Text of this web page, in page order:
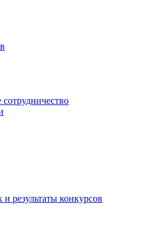
результаты конкурсов